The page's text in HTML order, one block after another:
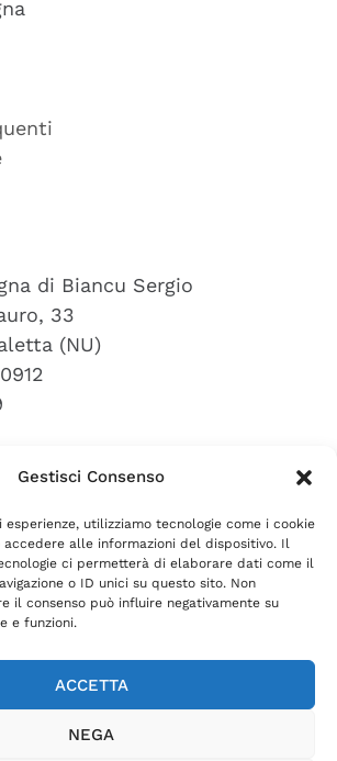
Gestisci Consenso
utilizziamo tecnologie come i cookie
accedere alle informazioni del dispositivo. Il
ci permetterà di elaborare dati come il
o ID unici su questo sito. Non
il consenso può influire negativamente su
e funzioni.
ACCETTA
NEGA
di Biancu Sergio
33
(NU)
COOKIE POLICY
TERMINI E